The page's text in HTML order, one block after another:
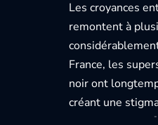
Les croyances
remontent à
France, les
noiront
créant une